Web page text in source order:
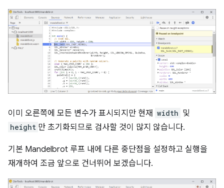
이미 오른쪽에 모든 변수가 표시되지만 현재 width 및
height 만 초기화되므로 검사할 것이 많지 않습니다.
기본 Mandelbrot 루프 내에 다른 중단점을 설정하고 실행을
재개하여 조금 앞으로 건너뛰어 보겠습니다.